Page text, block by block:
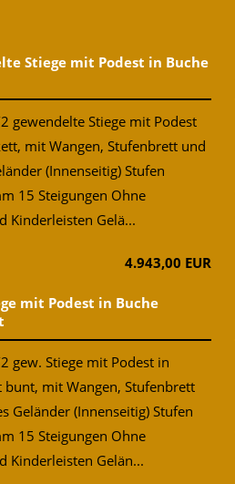
Stiege mit Podest in Buche
gewendelte Stiege mit Podest
mit Wangen, Stufenbrett und
(Innenseitig) Stufen
15 Steigungen Ohne
Kinderleisten Gelä...
4.943,00 EUR
mit Podest in Buche
gew. Stiege mit Podest in
bunt, mit Wangen, Stufenbrett
Geländer (Innenseitig) Stufen
15 Steigungen Ohne
Kinderleisten Gelän...